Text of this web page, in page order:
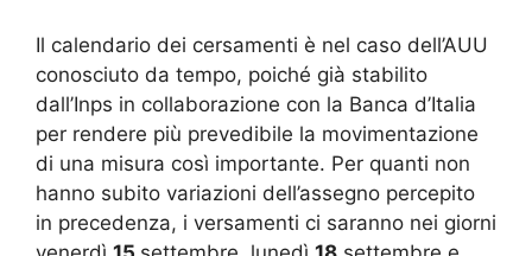
Il calendario dei cersamenti è nel caso dell’AUU
conosciuto da tempo, poiché già stabilito
dall’Inps in collaborazione con la Banca d’Italia
per rendere più prevedibile la movimentazione
di una misura così importante. Per quanti non
hanno subito variazioni dell’assegno percepito
in precedenza, i versamenti ci saranno nei giorni